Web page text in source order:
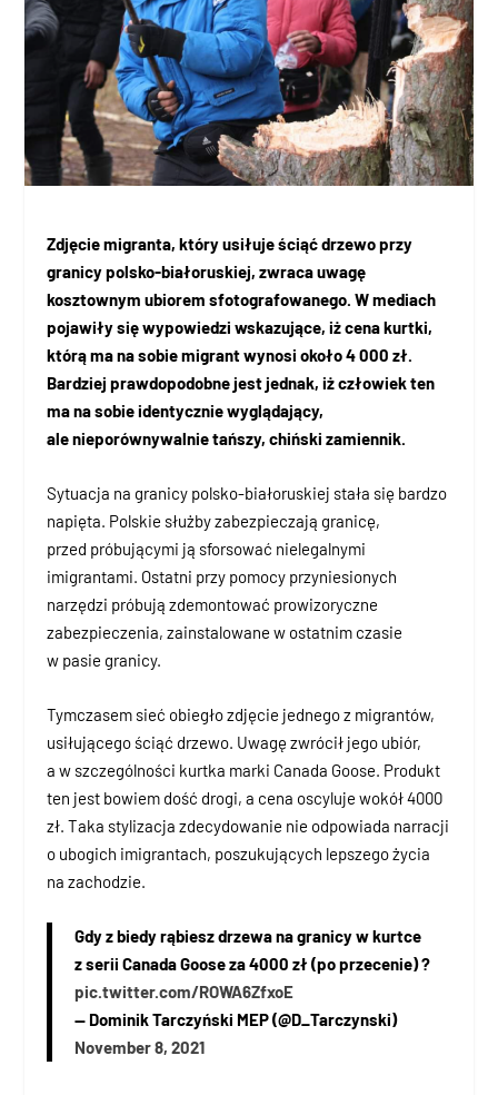
Zdjęcie migranta, który usiłuje ściąć drzewo przy
granicy polsko-białoruskiej, zwraca uwagę
kosztownym ubiorem sfotografowanego. W mediach
pojawiły się wypowiedzi wskazujące, iż cena kurtki,
którą ma na sobie migrant wynosi około 4 000 zł.
Bardziej prawdopodobne jest jednak, iż człowiek ten
ma na sobie identycznie wyglądający,
ale nieporównywalnie tańszy, chiński zamiennik.
Sytuacja na granicy polsko-białoruskiej stała się bardzo
napięta. Polskie służby zabezpieczają granicę,
przed próbującymi ją sforsować nielegalnymi
imigrantami. Ostatni przy pomocy przyniesionych
narzędzi próbują zdemontować prowizoryczne
zabezpieczenia, zainstalowane w ostatnim czasie
w pasie granicy.
Tymczasem sieć obiegło zdjęcie jednego z migrantów,
usiłującego ściąć drzewo. Uwagę zwrócił jego ubiór,
a w szczególności kurtka marki Canada Goose. Produkt
ten jest bowiem dość drogi, a cena oscyluje wokół 4000
zł. Taka stylizacja zdecydowanie nie odpowiada narracji
o ubogich imigrantach, poszukujących lepszego życia
na zachodzie.
Gdy z biedy rąbiesz drzewa na granicy w kurtce
z serii Canada Goose za 4000 zł (po przecenie) ?
pic.twitter.com/ROWA6ZfxoE
— Dominik Tarczyński MEP (@D_Tarczynski)
November 8, 2021